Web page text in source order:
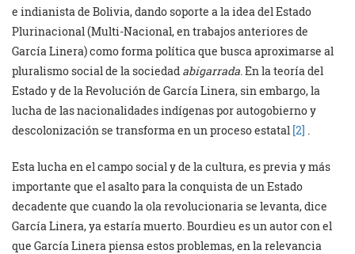
e indianista de Bolivia, dando soporte a la idea del Estado
Plurinacional (Multi-Nacional, en trabajos anteriores de
García Linera) como forma política que busca aproximarse al
pluralismo social de la sociedad abigarrada . En la teoría del
Estado y de la Revolución de García Linera, sin embargo, la
lucha de las nacionalidades indígenas por autogobierno y
descolonización se transforma en un proceso estatal [2]
Esta lucha en el campo social y de la cultura, es previa y más
importante que el asalto para la conquista de un Estado
decadente que cuando la ola revolucionaria se levanta, dice
García Linera, ya estaría muerto. Bourdieu es un autor con el
que García Linera piensa estos problemas, en la relevancia